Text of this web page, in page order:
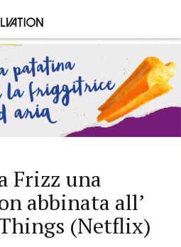
Frizz una
abbinata all’
(Netflix)